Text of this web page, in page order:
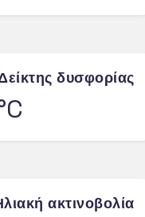
δυσφορίας
ακτινοβολία